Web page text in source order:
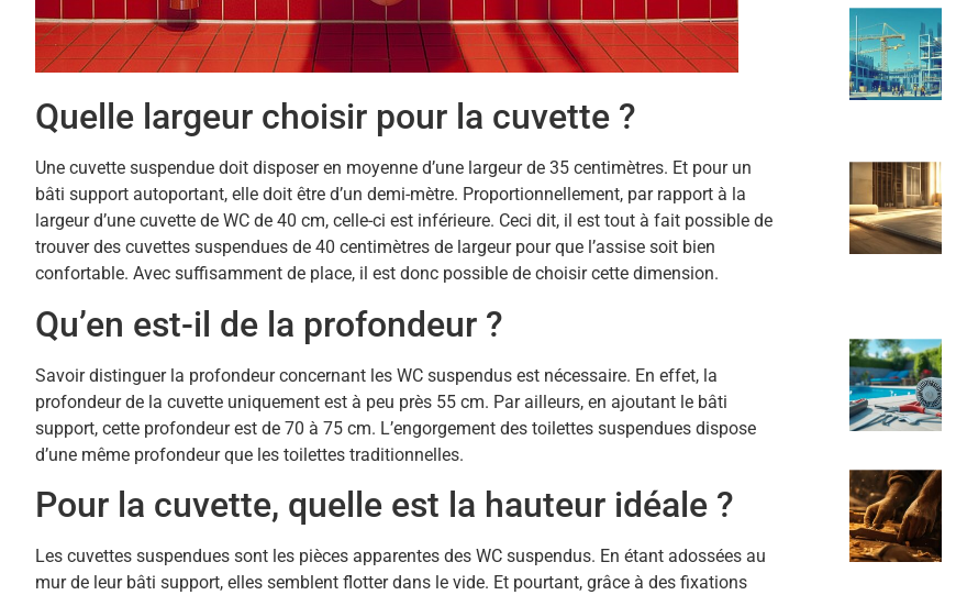
Quelle largeur choisir pour la cuvette ?
Une cuvette suspendue doit disposer en moyenne d’une largeur de 35 centimètres. Et pour un
bâti support autoportant, elle doit être d’un demi-mètre. Proportionnellement, par rapport à la
largeur d’une cuvette de WC de 40 cm, celle-ci est inférieure. Ceci dit, il est tout à fait possible de
trouver des cuvettes suspendues de 40 centimètres de largeur pour que l’assise soit bien
confortable. Avec suffisamment de place, il est donc possible de choisir cette dimension.
Qu’en est-il de la profondeur ?
Savoir distinguer la profondeur concernant les WC suspendus est nécessaire. En effet, la
profondeur de la cuvette uniquement est à peu près 55 cm. Par ailleurs, en ajoutant le bâti
support, cette profondeur est de 70 à 75 cm. L’engorgement des toilettes suspendues dispose
d’une même profondeur que les toilettes traditionnelles.
Pour la cuvette, quelle est la hauteur idéale ?
Les cuvettes suspendues sont les pièces apparentes des WC suspendus. En étant adossées au
mur de leur bâti support, elles semblent flotter dans le vide. Et pourtant, grâce à des fixations